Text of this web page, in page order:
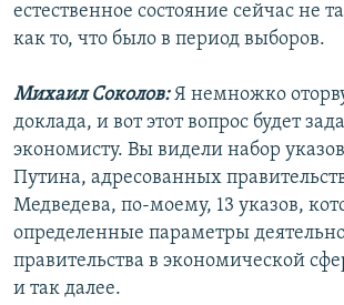
естественное состояние сейчас не
как то, что было в период выборов.
Михаил Соколов:Я немножко
доклада, и вот этот вопрос будет
экономисту. Вы видели набор
Путина, адресованных
Медведева, по-моему, 13 указов,
определенные параметры
правительства в экономической
и так далее.